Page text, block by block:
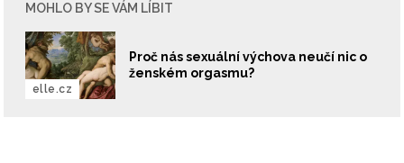
MOHLO BY SE VÁM LÍBIT
Proč nás sexuální výchova neučí nic o
ženském orgasmu?
elle.cz